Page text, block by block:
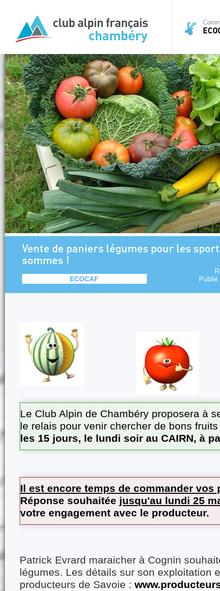
Vente de paniers légumes pour les
sommes !
ECOCAF
Le Club Alpin de Chambéry proposera à
le relais pour venir chercher de bons
les 15 jours, le lundi soir au CAIRN, à
Il est encore temps de commander vos
Réponse souhaitée jusqu'au lundi 25
votre engagement avec le producteur.
Patrick Evrard maraicher à Cognin
légumes. Les détails sur son exploitation
producteurs de Savoie :